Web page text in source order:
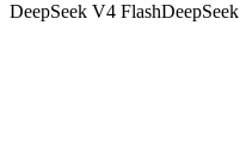
DeepSeek V4 FlashDeepSeek